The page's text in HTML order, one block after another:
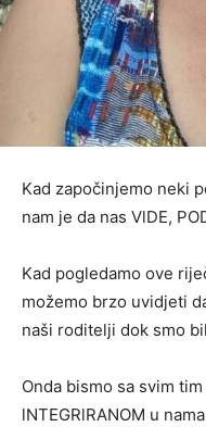
Kad započinjemo neki
nam je da nas VlDE,
Kad pogledamo ove
možemo brzo uvidjeti
naši roditelji dok smo
Onda bismo sa svim
lNTEGRlRANOM u